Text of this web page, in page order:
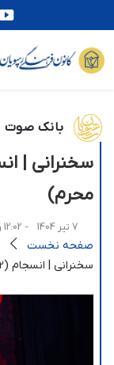
بانک صوت
محرم)
7 تیر 1404 - 12:02 ق.ظ
صفحه نخست
سخنرانی | انسجام (2) (شب دوم دهه محرم)